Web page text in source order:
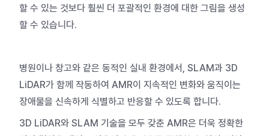
할 수 있는 것보다 훨씬 더 포괄적인 환경에 대한 그림을 생성
할 수 있습니다.
병원이나 창고와 같은 동적인 실내 환경에서, SLAM과 3D
LiDAR가 함께 작동하여 AMR이 지속적인 변화와 움직이는
장애물을 신속하게 식별하고 반응할 수 있도록 합니다.
3D LiDAR와 SLAM 기술을 모두 갖춘 AMR은 더욱 정확한